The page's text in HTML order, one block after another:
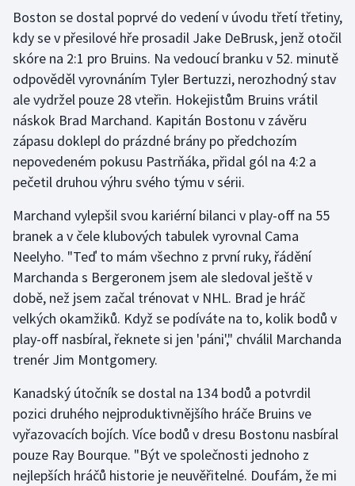
Házená
Jezdectví
Judo
Krasobruslení
Lyže a snowboard
Moderní pětiboj
Motorsport
Olympijské hry
Parasport
Plavání
Plážový volejbal
Boston se dostal poprvé do vedení v úvodu třetí třetiny,
kdy se v přesilové hře prosadil Jake DeBrusk, jenž otočil
skóre na 2:1 pro Bruins. Na vedoucí branku v 52. minutě
odpověděl vyrovnáním Tyler Bertuzzi, nerozhodný stav
ale vydržel pouze 28 vteřin. Hokejistům Bruins vrátil
náskok Brad Marchand. Kapitán Bostonu v závěru
zápasu doklepl do prázdné brány po předchozím
nepovedeném pokusu Pastrňáka, přidal gól na 4:2 a
pečetil druhou výhru svého týmu v sérii.
Marchand vylepšil svou kariérní bilanci v play-off na 55
branek a v čele klubových tabulek vyrovnal Cama
Neelyho. "Teď to mám všechno z první ruky, řádění
Marchanda s Bergeronem jsem ale sledoval ještě v
době, než jsem začal trénovat v NHL. Brad je hráč
velkých okamžiků. Když se podíváte na to, kolik bodů v
play-off nasbíral, řeknete si jen 'páni'," chválil Marchanda
trenér Jim Montgomery.
Kanadský útočník se dostal na 134 bodů a potvrdil
pozici druhého nejproduktivnějšího hráče Bruins ve
vyřazovacích bojích. Více bodů v dresu Bostonu nasbíral
pouze Ray Bourque. "Být ve společnosti jednoho z
nejlepších hráčů historie je neuvěřitelné. Doufám, že mi